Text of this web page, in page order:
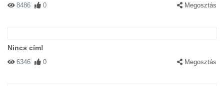
8486 0 Megosztás
Nincs cím!
6346 0 Megosztás